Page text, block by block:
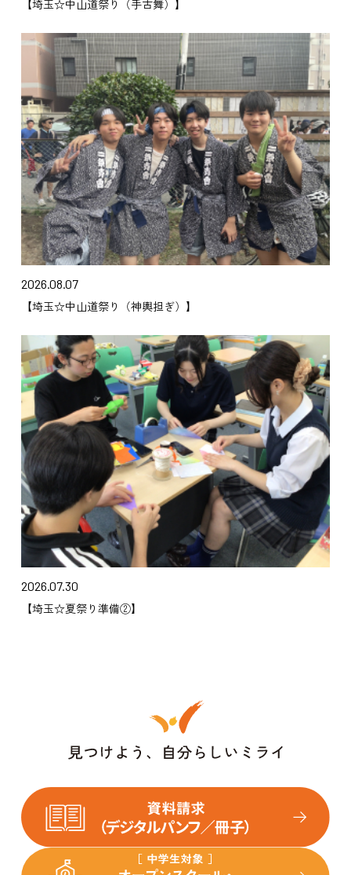
【埼玉☆中山道祭り（手古舞）】
2026.08.07
【埼玉☆中山道祭り（神輿担ぎ）】
2026.07.30
【埼玉☆夏祭り準備②】